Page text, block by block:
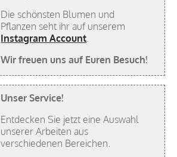
Die schönsten Blumen und
Pflanzen seht ihr auf unserem
Instagram Account.
Wir freuen uns auf Euren Besuch!
Unser Service!
Entdecken Sie jetzt eine Auswahl
unserer Arbeiten aus
verschiedenen Bereichen.